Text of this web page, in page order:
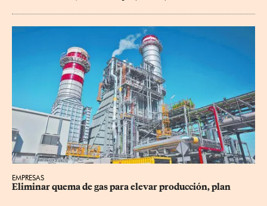
EMPRESAS
Eliminar quema de gas para elevar producción, plan